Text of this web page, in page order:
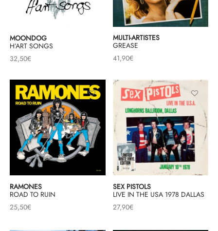
MOONDOG
H’ART SONGS
32,50€
MULTI-ARTISTES
GREASE
41,90€
RAMONES
ROAD TO RUIN
25,50€
SEX PISTOLS
LIVE IN THE USA 1978 DALLAS
27,90€